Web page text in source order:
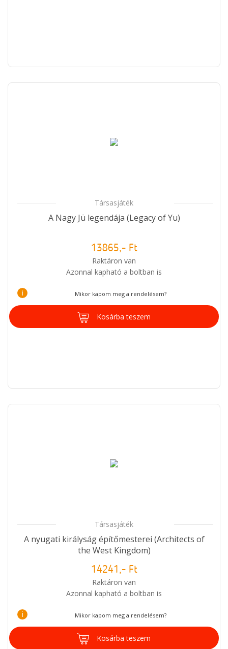
Társasjáték
A Nagy Jü legendája (Legacy of Yu)
13865,- Ft
Raktáron van
Azonnal kapható a boltban is
i Mikor kapom meg a rendelésem?
Kosárba teszem
Társasjáték
A nyugati királyság építőmesterei (Architects of
the West Kingdom)
14241,- Ft
Raktáron van
Azonnal kapható a boltban is
i Mikor kapom meg a rendelésem?
Kosárba teszem